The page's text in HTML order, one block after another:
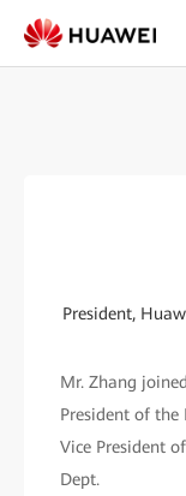
President,
Mr. Zhang
President of the
Vice President
Dept.